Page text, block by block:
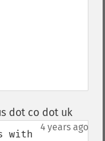
dot co dot uk¶
4 years ago
with